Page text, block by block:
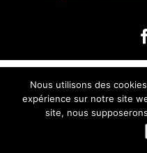
Nous utilisons des
expérience sur notre site
site, nous